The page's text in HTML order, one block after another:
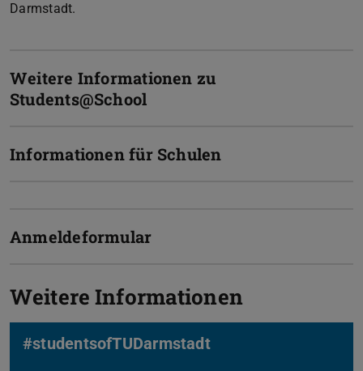
Darmstadt.
Weitere Informationen zu
Students@School
Informationen für Schulen
Anmeldeformular
Weitere Informationen
#studentsofTUDarmstadt